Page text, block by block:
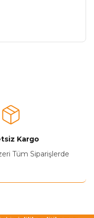
Kargo
Tüm Siparişlerde